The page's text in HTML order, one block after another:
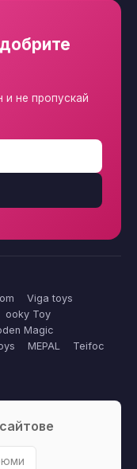
не пропускай
Viga toys
ooky Toy
Magic
MEPAL
Teifoc